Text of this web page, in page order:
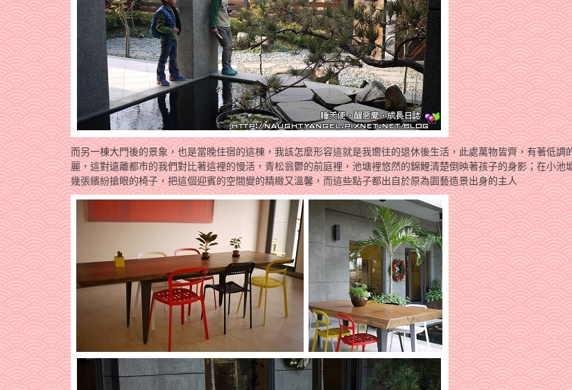
而另一棟大門後的景象，也是當晚住宿的這棟，我該怎麼形容這就是我嚮往的退休後生活，此處萬物皆齊，有著低調
麗，這對遠離都市的我們對比著這裡的慢活，青松翁鬱的前庭裡，池塘裡悠然的錦鯉清楚倒映著孩子的身影；在小池
幾張繽紛搶眼的椅子，把這個迎賓的空間變的精緻又溫馨，而這些點子都出自於原為園藝造景出身的主人